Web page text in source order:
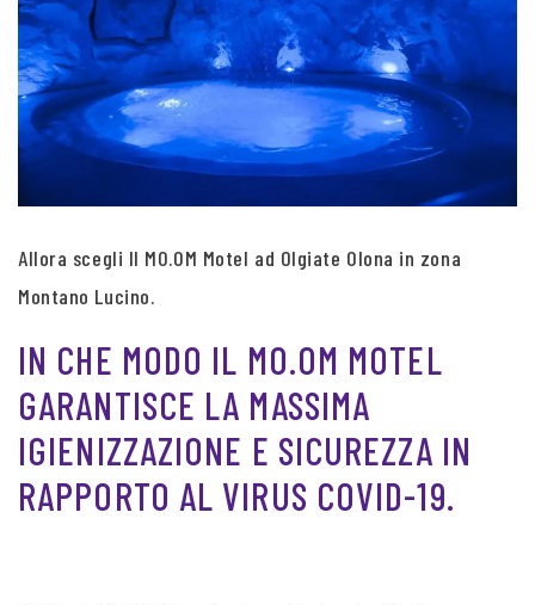
Allora scegli Il MO.OM Motel ad Olgiate Olona in zona
Montano Lucino.
IN CHE MODO IL MO.OM MOTEL
GARANTISCE LA MASSIMA
IGIENIZZAZIONE E SICUREZZA IN
RAPPORTO AL VIRUS COVID-19.